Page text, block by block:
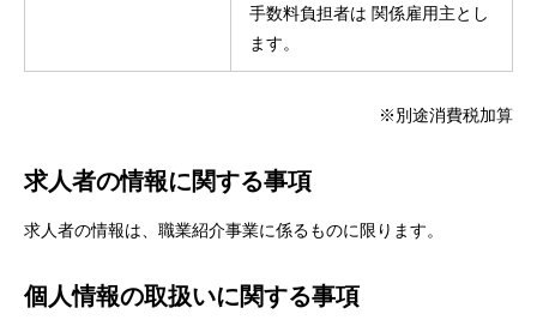
手数料負担者は 関係雇用主とし
ます。
※別途消費税加算
求人者の情報に関する事項
求人者の情報は、職業紹介事業に係るものに限ります。
個人情報の取扱いに関する事項